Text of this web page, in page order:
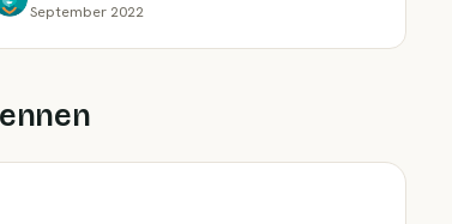
September 2022